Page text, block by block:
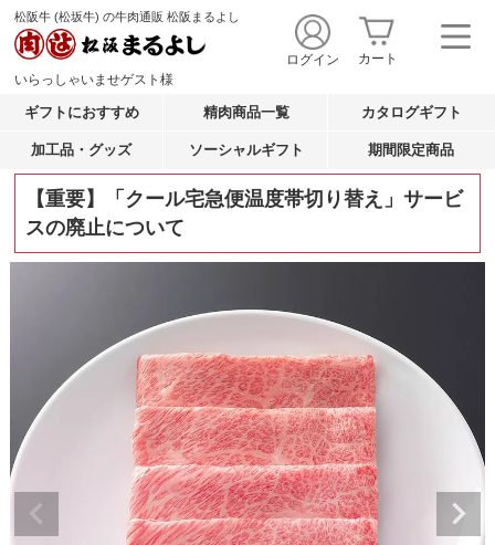
松阪牛 (松坂牛) の牛肉通販 松阪まるよし
いらっしゃいませゲスト様
ログイン カート
ギフトにおすすめ 精肉商品一覧 カタログギフト
加工品・グッズ ソーシャルギフト 期間限定商品
【重要】「クール宅急便温度帯切り替え」サービ
スの廃止について